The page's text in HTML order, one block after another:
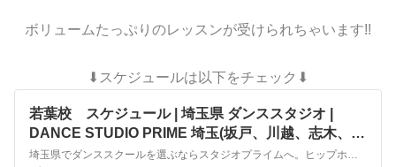
ボリュームたっぷりのレッスンが受けられちゃいます!!
⬇︎スケジュールは以下をチェック⬇︎
若葉校 スケジュール | 埼玉県 ダンススタジオ |
DANCE STUDIO PRIME 埼玉(坂戸、川越、志木、和
光、鶴ケ島市、東松山市)